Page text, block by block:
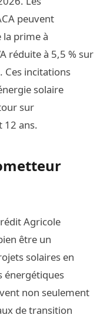
peuvent
la prime à
réduite à 5,5 % sur
Ces incitations
solaire
sur
12 ans.
Agricole
être un
solaires en
énergétiques
non seulement
de transition